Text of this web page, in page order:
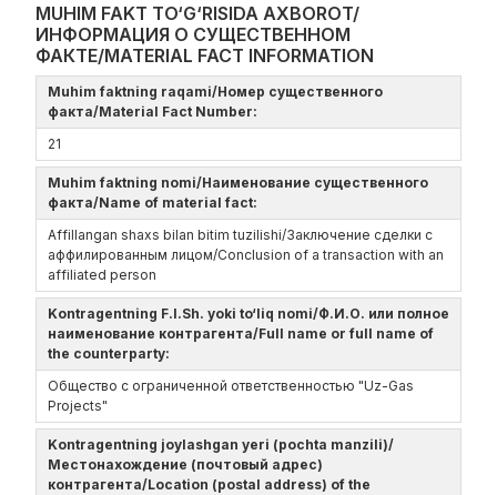
MUHIM FAKT TO‘G‘RISIDA AXBOROT/
ИНФОРМАЦИЯ О СУЩЕСТВЕННОМ
ФАКТЕ/MATERIAL FACT INFORMATION
Muhim faktning raqami/Номер существенного
факта/Material Fact Number:
21
Muhim faktning nomi/Наименование существенного
факта/Name of material fact:
Affillangan shaxs bilan bitim tuzilishi/Заключение сделки с
аффилированным лицом/Conclusion of a transaction with an
affiliated person
Kontragentning F.I.Sh. yoki to‘liq nomi/Ф.И.О. или полное
наименование контрагента/Full name or full name of
the counterparty:
Общество с ограниченной ответственностью "Uz-Gas
Projects"
Kontragentning joylashgan yeri (pochta manzili)/
Местонахождение (почтовый адрес)
контрагента/Location (postal address) of the